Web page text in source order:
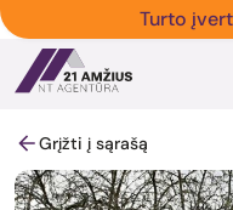
Turto
Grįžti į sąrašą